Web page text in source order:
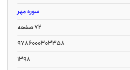
سوره مهر
72 صفحه
9786000303358
1398